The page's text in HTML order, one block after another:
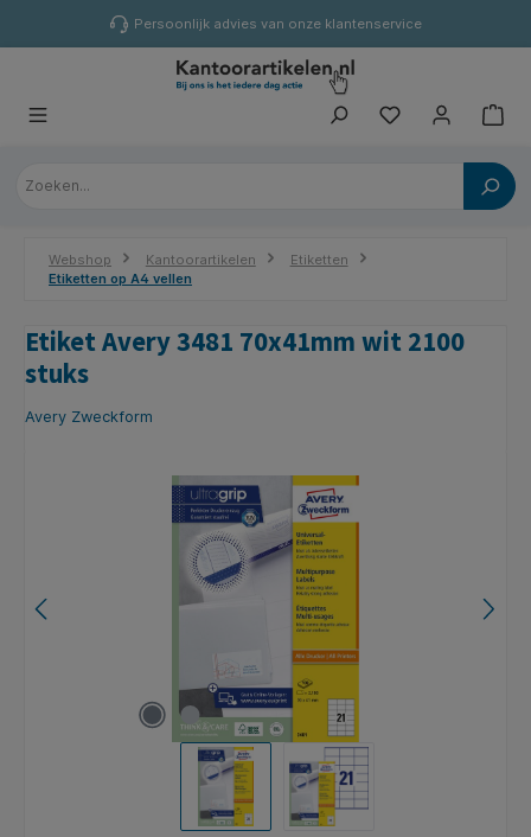
Persoonlijk advies van onze klantenservice
Webshop Kantoorartikelen
Etiketten
Etiketten op A4 vellen
Etiket Avery 3481 70x41mm wit 2100
stuks
Avery Zweckform
Afbeeldingengalerij overslaan